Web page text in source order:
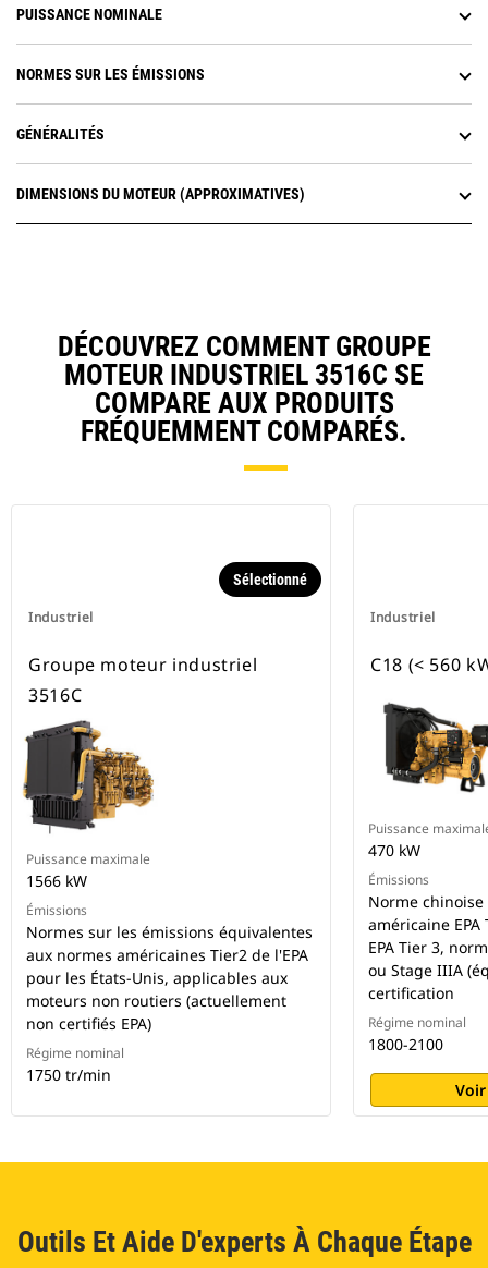
PUISSANCE NOMINALE
NORMES SUR LES ÉMISSIONS
GÉNÉRALITÉS
DIMENSIONS DU MOTEUR (APPROXIMATIVES)
DÉCOUVREZ COMMENT GROUPE
MOTEUR INDUSTRIEL 3516C SE
COMPARE AUX PRODUITS
FRÉQUEMMENT COMPARÉS.
Industriel
Sélectionné
Groupe moteur industriel
3516C
Puissance maximale
1566 kW
Émissions
Normes sur les émissions équivalentes
aux normes américaines Tier2 de l'EPA
pour les États-Unis, applicables aux
moteurs non routiers (actuellement
non certifiés EPA)
Régime nominal
1750 tr/min
Industriel
C18 (< 560
Puissance
470 kW
Émissions
Norme
américaine
EPA Tier 3,
ou Stage IIIA
certification
Régime nominal
1800-2100
Outils Et Aide D'experts À Chaque Étape